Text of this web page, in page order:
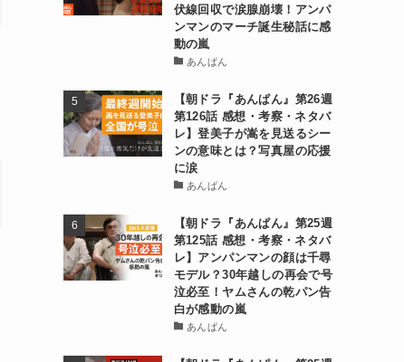
伏線回収で涙腺崩壊！アンパ
ンマンのマーチ誕生秘話に感
動の嵐
あんぱん
【朝ドラ『あんぱん』第26週
第126話 感想・考察・ネタバ
レ】登美子が嵩を見送るシー
ンの意味とは？写真屋の応援
に涙
あんぱん
【朝ドラ『あんぱん』第25週
第125話 感想・考察・ネタバ
レ】アンパンマンの顔は千尋
モデル？30年越しの再会で号
泣必至！ヤムさんの乾パン告
白が感動の嵐
あんぱん